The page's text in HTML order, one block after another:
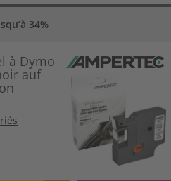
34%
à Dymo
auf